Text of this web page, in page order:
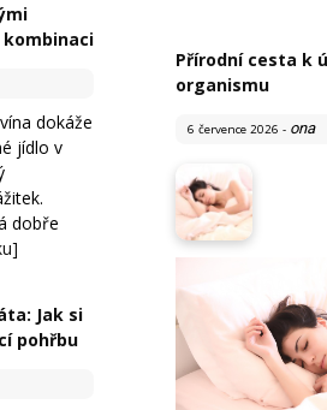
dokáže
jídlo v
dobře
Jak si
pohřbu
Přírodní cesta k
organismu
6 července 2026 - ona